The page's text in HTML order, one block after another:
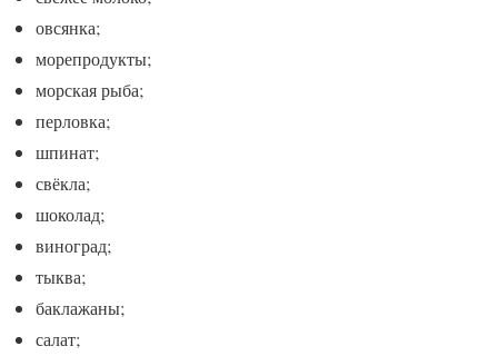
овсянка;
морепродукты;
морская рыба;
перловка;
шпинат;
свёкла;
шоколад;
виноград;
тыква;
баклажаны;
салат;